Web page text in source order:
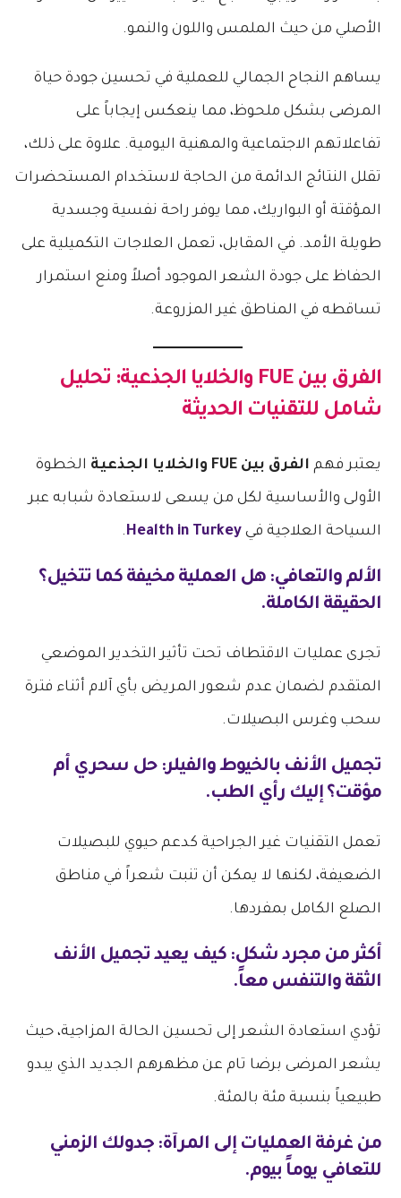
الأصلي من حيث الملمس واللون والنمو.
يساهم النجاح الجمالي للعملية في تحسين جودة حياة
المرضى بشكل ملحوظ، مما ينعكس إيجاباً على
تفاعلاتهم الاجتماعية والمهنية اليومية. علاوة على ذلك،
تقلل النتائج الدائمة من الحاجة لاستخدام المستحضرات
المؤقتة أو البواريك، مما يوفر راحة نفسية وجسدية
طويلة الأمد. في المقابل، تعمل العلاجات التكميلية على
الحفاظ على جودة الشعر الموجود أصلاً ومنع استمرار
تساقطه في المناطق غير المزروعة.
الفرق بين FUE والخلايا الجذعية
: تحليل
شامل للتقنيات الحديثة
يعتبر فهم الفرق بين FUE والخلايا الجذعية الخطوة
الأولى والأساسية لكل من يسعى لاستعادة شبابه عبر
السياحة العلاجية فيHealth in Turkey
.
الألم والتعافي: هل العملية مخيفة كما تتخيل؟
الحقيقة الكاملة.
تجرى عمليات الاقتطاف تحت تأثير التخدير الموضعي
المتقدم لضمان عدم شعور المريض بأي آلام أثناء فترة
سحب وغرس البصيلات.
تجميل الأنف بالخيوط والفيلر: حل سحري أم
مؤقت؟ إليك رأي الطب.
تعمل التقنيات غير الجراحية كدعم حيوي للبصيلات
الضعيفة، لكنها لا يمكن أن تنبت شعراً في مناطق
الصلع الكامل بمفردها.
أكثر من مجرد شكل: كيف يعيد تجميل الأنف
الثقة والتنفس معاً.
تؤدي استعادة الشعر إلى تحسين الحالة المزاجية، حيث
يشعر المرضى برضا تام عن مظهرهم الجديد الذي يبدو
طبيعياً بنسبة مئة بالمئة.
من غرفة العمليات إلى المرآة: جدولك الزمني
للتعافي يوماً بيوم.